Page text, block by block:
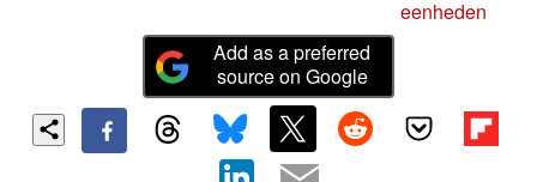
eenheden
Add as a preferred
source on Google